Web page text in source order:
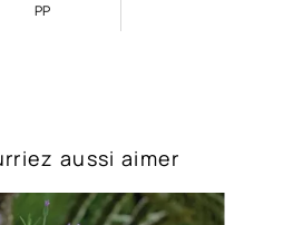
PP
aussi aimer